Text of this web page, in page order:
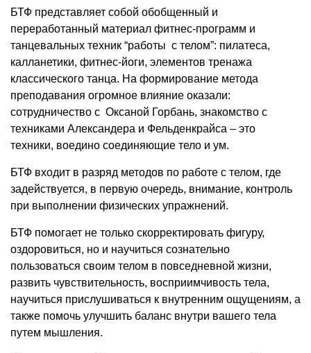
БТФ представляет собой обобщенный и
переработанный материал фитнес-программ и
танцевальных техник “работы с телом”: пилатеса,
калланетики, фитнес-йоги, элементов тренажа
классического танца. На формирование метода
преподавания огромное влияние оказали:
сотрудничество с Оксаной Горбань, знакомство с
техниками Александера и Фельденкрайса – это
техники, воедино соединяющие тело и ум.
БТФ входит в разряд методов по работе с телом, где
задействуется, в первую очередь, внимание, контроль
при выполнении физических упражнений.
БТФ помогает не только скорректировать фигуру,
оздоровиться, но и научиться сознательно
пользоваться своим телом в повседневной жизни,
развить чувствительность, восприимчивость тела,
научиться прислушиваться к внутренним ощущениям, а
также помочь улучшить баланс внутри вашего тела
путем мышления.